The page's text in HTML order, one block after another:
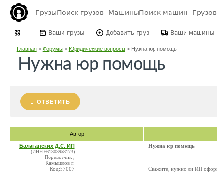
ГрузыПоиск грузов МашиныПоиск машин
Ваши грузы Добавить груз Ваши машины
Главная> Форумы> Юридические вопросы> Нужна юр помощь
Нужна юр помощь
ОТВЕТИТЬ
Автор
Балаганских Д.С. ИП
(ИНН:661303958173)
Перевозчик ,
Камышлов г.
Код:57007
Нужна юр помощь
Скажите, нужно ли ИП